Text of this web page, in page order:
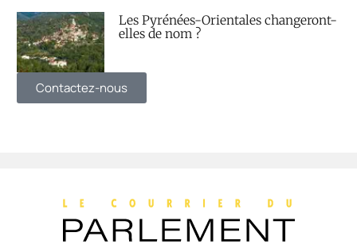
Les Pyrénées-Orientales changeront-
elles de nom ?
Contactez-nous